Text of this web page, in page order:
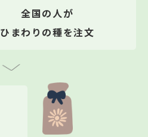
全国の人が
ひまわりの種を注文